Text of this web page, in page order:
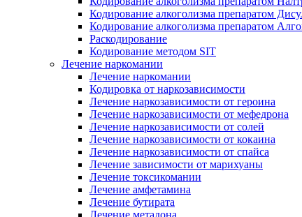
Кодирование алкоголизма препаратом
Кодирование алкоголизма препаратом
Раскодирование
Кодирование методом SIT
Лечение наркомании
Лечение наркомании
Кодировка от наркозависимости
Лечение наркозависимости от героина
Лечение наркозависимости от мефедрона
Лечение наркозависимости от солей
Лечение наркозависимости от кокаина
Лечение наркозависимости от спайса
Лечение зависимости от марихуаны
Лечение токсикомании
Лечение амфетамина
Лечение бутирата
Лечение метадона